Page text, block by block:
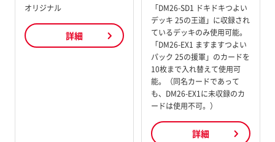
オリジナル
詳細
「DM26-SD1 ドキドキつよい
デッキ 25の王道」に収録され
ているデッキのみ使用可能。
「DM26-EX1 ますますつよい
パック 25の援軍」のカードを
10枚まで入れ替えて使用可
能。（同名カードであって
も、DM26-EX1に未収録のカ
ードは使用不可。）
詳細